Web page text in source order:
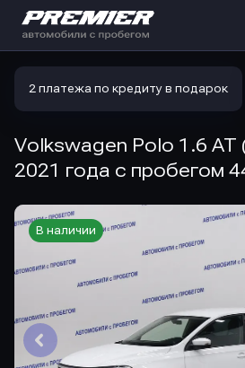
2 платежа по кредиту в подарок
Volkswagen Polo 1.6 AT
2021 года с пробегом
В наличии